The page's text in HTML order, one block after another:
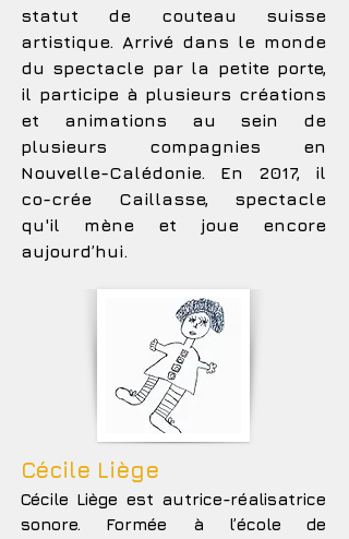
statut de couteau suisse
artistique. Arrivé dans le monde
du spectacle par la petite porte,
il participe à plusieurs créations
et animations au sein de
plusieurs compagnies en
Nouvelle-Calédonie. En 2017, il
co-crée Caillasse, spectacle
qu'il mène et joue encore
aujourd’hui.
Cécile Liège
Cécile Liège est autrice-réalisatrice
sonore. Formée à l’école de